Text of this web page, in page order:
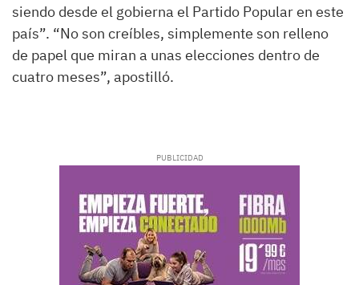
siendo desde el gobierna el Partido Popular en este
país”. “No son creíbles, simplemente son relleno
de papel que miran a unas elecciones dentro de
cuatro meses”, apostilló.